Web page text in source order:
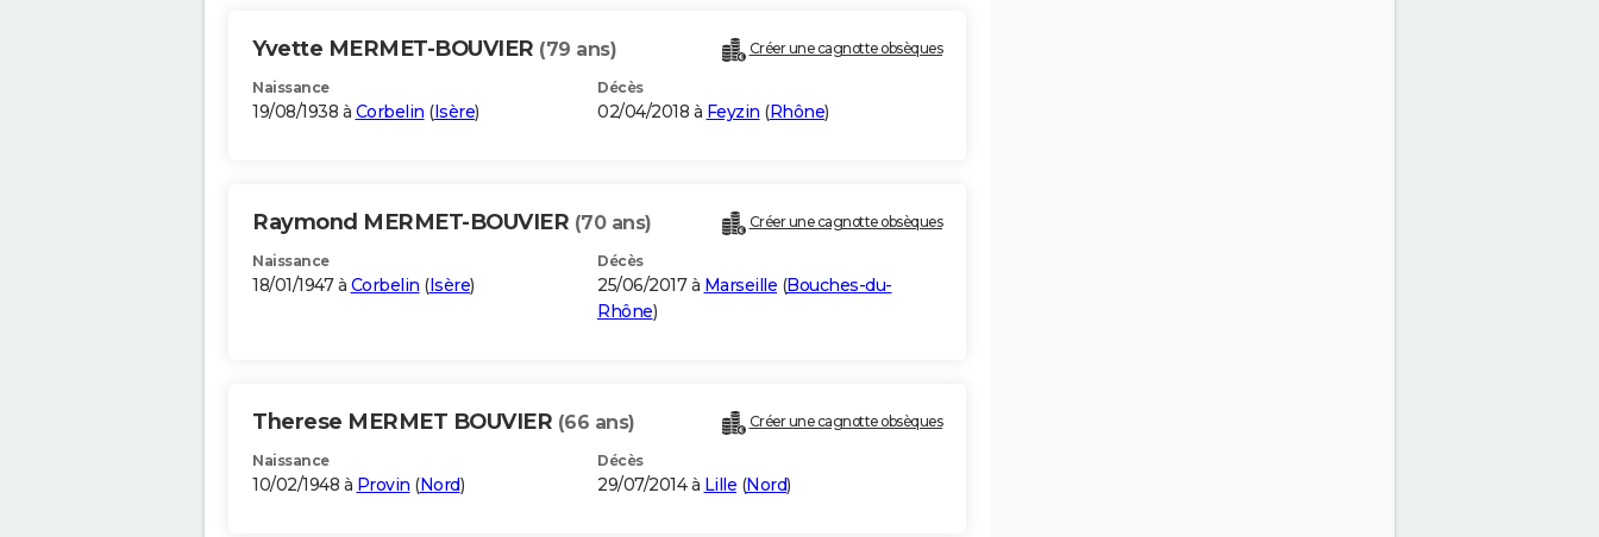
Yvette MERMET-BOUVIER (79 ans) Créer une cagnotte obsèques
Naissance
19/08/1938 à Corbelin (Isère)
Décès
02/04/2018 à Feyzin (Rhône)
Raymond MERMET-BOUVIER (70 ans) Créer une cagnotte obsèques
Naissance
18/01/1947 à Corbelin (Isère)
Décès
25/06/2017 à Marseille (Bouches-du-
Rhône)
Therese MERMET BOUVIER (66 ans) Créer une cagnotte obsèques
Naissance
10/02/1948 à Provin (Nord)
Décès
29/07/2014 à Lille (Nord)